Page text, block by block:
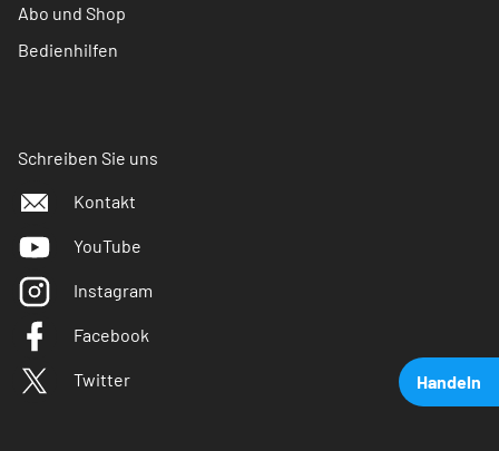
Handeln
Abo und Shop
Bedienhilfen
Schreiben Sie uns
Kontakt
YouTube
Instagram
Facebook
Twitter